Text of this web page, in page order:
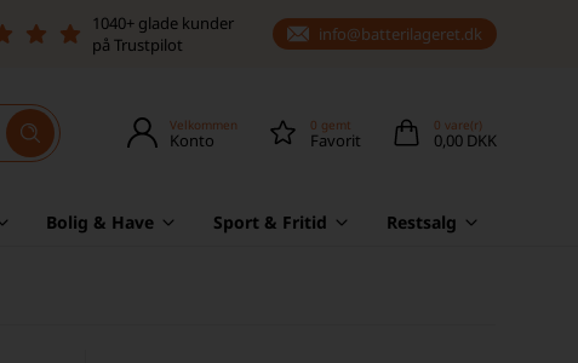
1040+ glade kunder
på Trustpilot
info@batterilageret.dk
Velkommen
Konto
0 gemt
Favorit
0 vare(r)
0,00 DKK
Bolig & Have Sport & Fritid Restsalg